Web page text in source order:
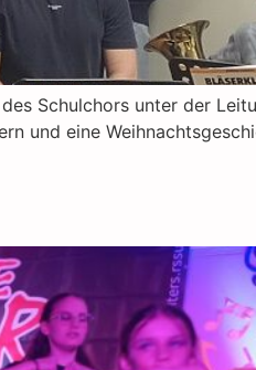
Schulchors unter der
und eine